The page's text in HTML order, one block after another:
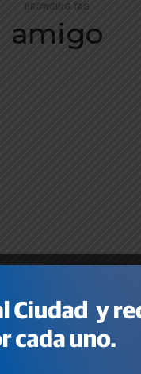
BROWSING TAG
amigo